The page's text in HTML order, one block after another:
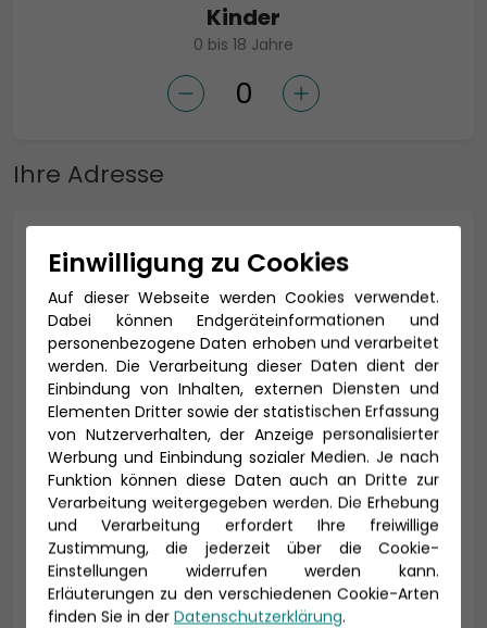
Kinder
0 bis 18 Jahre
Ihre Adresse
Anrede *
Titel
Vorname * Nachname *
E-Mail *
Einwilligung zu Cookies
Auf dieser Webseite werden Cookies verwendet.
Dabei können Endgeräteinformationen und
personenbezogene Daten erhoben und verarbeitet
werden. Die Verarbeitung dieser Daten dient der
Einbindung von Inhalten, externen Diensten und
Elementen Dritter sowie der statistischen Erfassung
von Nutzerverhalten, der Anzeige personalisierter
Werbung und Einbindung sozialer Medien. Je nach
Funktion können diese Daten auch an Dritte zur
Verarbeitung weitergegeben werden. Die Erhebung
und Verarbeitung erfordert Ihre freiwillige
Zustimmung, die jederzeit über die Cookie-
Einstellungen widerrufen werden kann.
Erläuterungen zu den verschiedenen Cookie-Arten
finden Sie in der Datenschutzerklärung.